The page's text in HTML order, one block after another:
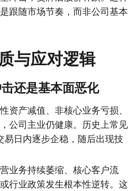
跟随市场节奏，而非公司基本
与应对逻辑
还是基本面恶化
资产减值、非核心业务亏损、
公司主业仍健康。历史上常见
易日内逐步企稳，随后出现技
业务持续萎缩、核心客户流
行业政策发生根本性逆转。这